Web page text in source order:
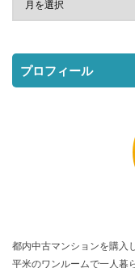
プロフィール
都内中古マンションを購入
平米のワンルームで一人暮